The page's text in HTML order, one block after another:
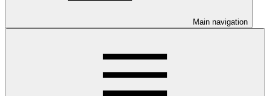
Main navigation